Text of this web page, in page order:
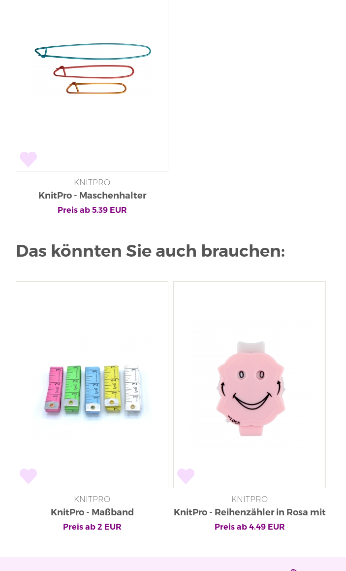
KNITPRO
KnitPro - Maschenhalter
Preis ab 5.39EUR
Das könnten Sie auch brauchen:
KNITPRO
KnitPro - Maßband
Preis ab 2 EUR
KNITPRO
KnitPro - Reihenzähler in Rosa mit
Klickmechanismus
Preis ab 4.49EUR